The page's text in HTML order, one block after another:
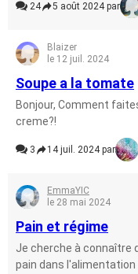
24 5 août 2024 par
Blaizer
le 12 juil. 2024
Soupe a la tomate
Bonjour, Comment
creme?!
3 14 juil. 2024 par
EmmaYIC
le 28 mai 2024
Pain et régime
Je cherche à connaître
pain dans